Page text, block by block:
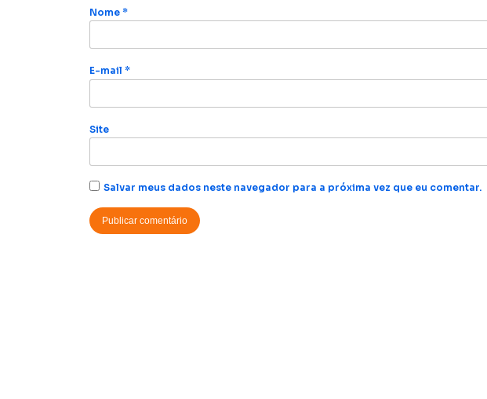
Nome*
E-mail*
Site
Salvar meus dados neste navegador para a próxima vez que eu comentar.